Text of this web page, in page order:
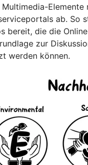
Elemente
ab. So
bereit, die die
zur
werden können.